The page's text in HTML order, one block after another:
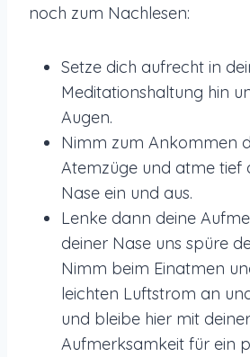
noch zum Nachlesen:
Setze dich aufrecht in
Meditationshaltung hin
Augen.
Nimm zum Ankommen
Atemzüge und atme tief
Nase ein und aus.
Lenke dann deine
deiner Nase uns spüre
Nimm beim Einatmen
leichten Luftstrom an
und bleibe hier mit deiner
Aufmerksamkeit für ein